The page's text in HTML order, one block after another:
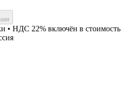
• НДС 22% включён в стоимость